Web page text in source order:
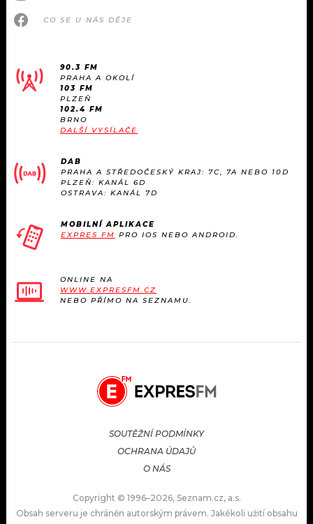
CO SE U NÁS DĚJE
90.3 FM
PRAHA A OKOLÍ
103 FM
PLZEŇ
102.4 FM
BRNO
DALŠÍ VYSÍLAČE
DAB
PRAHA A STŘEDOČESKÝ KRAJ: 7C, 7A NEBO 10D
PLZEŇ: KANÁL 6D
OSTRAVA: KANÁL 7D
MOBILNÍ APLIKACE
EXPRES FM PRO IOS NEBO ANDROID.
ONLINE NA
WWW.EXPRESFM.CZ
NEBO PŘÍMO NA SEZNAMU.
SOUTĚŽNÍ PODMÍNKY
OCHRANA ÚDAJŮ
O NÁS
Copyright © 1996–2026, Seznam.cz, a.s.
Obsah serveru je chráněn autorským právem. Jakékoli užití obsahu